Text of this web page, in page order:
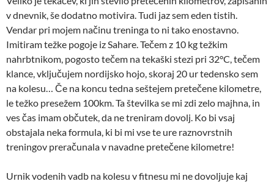
v dnevnik, še dodatno motivira. Tudi jaz sem eden tistih.
Vendar pri mojem načinu treninga to ni tako enostavno.
Imitiram težke pogoje iz Sahare. Tečem z 10 kg težkim
nahrbtnikom, pogosto tečem na tekaški stezi pri 32°C, tečem
klance, vključujem nordijsko hojo, skoraj 20 ur tedensko sem
na kolesu… Če na koncu tedna seštejem pretečene kilometre,
le težko presežem 100km. Ta številka se mi zdi zelo majhna, in
ves čas imam občutek, da ne treniram dovolj. Ko bi vsaj
obstajala neka formula, ki bi mi vse te ure raznovrstnih
treningov preračunala v navadne pretečene kilometre!
Urnik vodenih vadb na kolesu v fitnesu mi ne dovoljuje kaj